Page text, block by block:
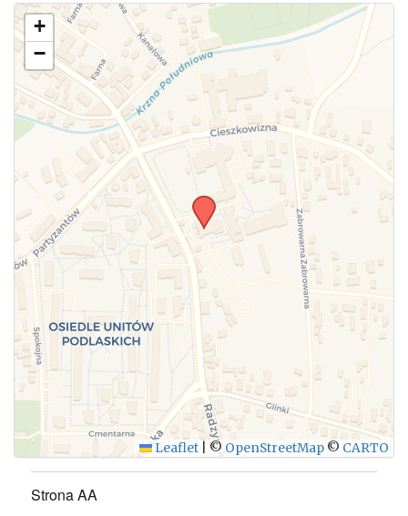
Użyj tego formularza aby przesłać informację o
zmianach w powyższym mityngu.
WYŚLIJ
+
−
Leaflet ©OpenStreetMap © CARTO
Strona AA